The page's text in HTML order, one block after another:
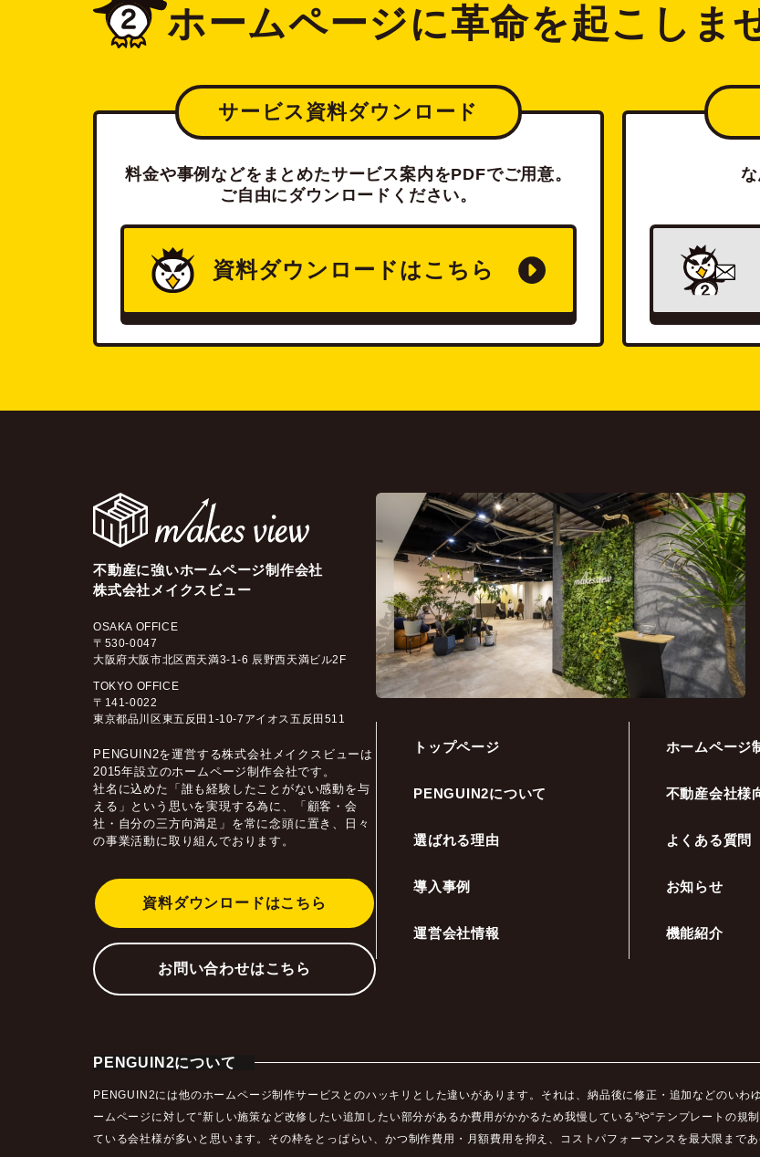
ホームページに革命を起こしま
サービス資料ダウンロード
料金や事例などをまとめたサービス案内をPDFでご用意。
ご自由にダウンロードください。
資料ダウンロードはこちら
不動産に強いホームページ制作会社
株式会社メイクスビュー
OSAKA OFFICE
〒530-0047
大阪府大阪市北区西天満3-1-6 辰野西天満ビル2F
TOKYO OFFICE
〒141-0022
東京都品川区東五反田1-10-7アイオス五反田511
PENGUIN2を運営する株式会社メイクスビューは
2015年設立のホームページ制作会社です。
社名に込めた「誰も経験したことがない感動を与
える」という思いを実現する為に、「顧客・会
社・自分の三方向満足」を常に念頭に置き、日々
の事業活動に取り組んでおります。
資料ダウンロードはこちら
お問い合わせはこちら
トップページ
PENGUIN2について
選ばれる理由
導入事例
運営会社情報
ホームページ
不動産会社様
よくある質問
お知らせ
機能紹介
PENGUIN2について
PENGUIN2には他のホームページ制作サービスとのハッキリとした違いがあります。それは、納品後に修正・追加などのい
ームページに対して“新しい施策など改修したい追加したい部分があるか費用がかかるため我慢している”や“テンプレートの
ている会社様が多いと思います。その枠をとっぱらい、かつ制作費用・月額費用を抑え、コストパフォーマンスを最大限まで